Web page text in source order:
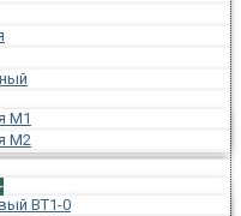
М1
М2
ВТ1-0